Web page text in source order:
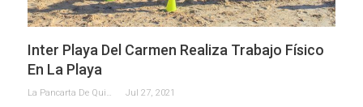
Inter Playa Del Carmen Realiza Trabajo Físico
En La Playa
La Pancarta De Quintana Roo Jul 27, 2021